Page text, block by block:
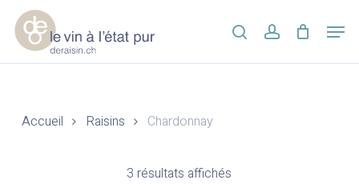
Skip
main
content
searchaccount
3 résultats affichés
Accueil Raisins Chardonnay
Menu